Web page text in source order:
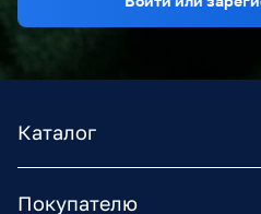
Каталог
Покупателю